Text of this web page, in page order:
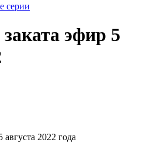
серии
эфир 5
2022 года